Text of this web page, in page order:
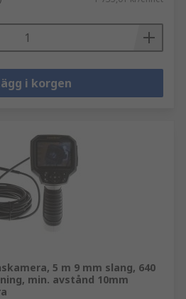
i korgen
5 m 9 mm slang, 640
min. avstånd 10mm